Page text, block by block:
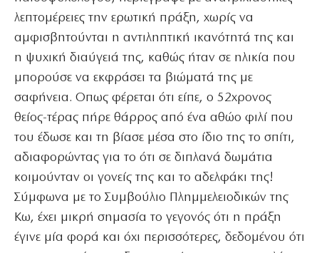
λεπτομέρειες την ερωτική πράξη, χωρίς να
αμφισβητούνται η αντιληπτική ικανότητά της και
η ψυχική διαύγειά της, καθώς ήταν σε ηλικία που
μπορούσε να εκφράσει τα βιώματά της με
σαφήνεια. Οπως φέρεται ότι είπε, ο 52χρονος
θείος-τέρας πήρε θάρρος από ένα αθώο φιλί που
του έδωσε και τη βίασε μέσα στο ίδιο της το σπίτι,
αδιαφορώντας για το ότι σε διπλανά δωμάτια
κοιμούνταν οι γονείς της και το αδελφάκι της!
Σύμφωνα με το Συμβούλιο Πλημμελειοδικών της
Κω, έχει μικρή σημασία το γεγονός ότι η πράξη
έγινε μία φορά και όχι περισσότερες, δεδομένου ότι